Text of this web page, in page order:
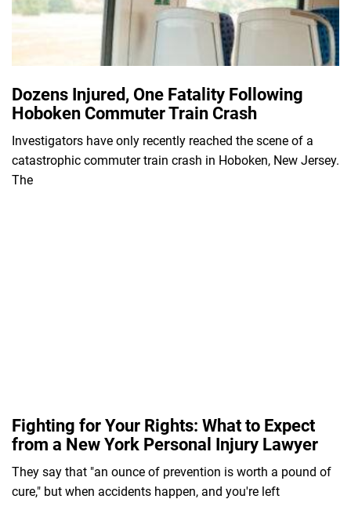
Dozens Injured, One Fatality Following
Hoboken Commuter Train Crash
Investigators have only recently reached the scene of a
catastrophic commuter train crash in Hoboken, New Jersey.
The
Fighting for Your Rights: What to Expect
from a New York Personal Injury Lawyer
They say that "an ounce of prevention is worth a pound of
cure," but when accidents happen, and you're left